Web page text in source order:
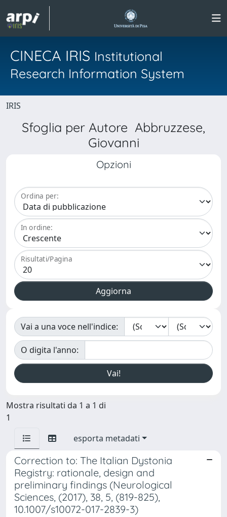
CINECA IRIS Institutional
Research Information System
IRIS
Sfoglia per Autore Abbruzzese,
Giovanni
Opzioni
Ordina per:
In ordine:
Risultati/Pagina
Vai a una voce nell'indice:
O digita l'anno:
Mostra risultati da 1 a 1 di
1
esporta metadati
Correction to: The Italian Dystonia
Registry: rationale, design and
preliminary findings (Neurological
Sciences, (2017), 38, 5, (819-825),
10.1007/s10072-017-2839-3)